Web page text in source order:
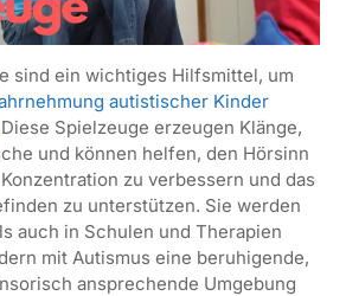
sind ein wichtiges Hilfsmittel, um
autistischer Kinder
Spielzeuge erzeugen Klänge,
und können helfen, den Hörsinn
zu verbessern und das
zu unterstützen. Sie werden
auch in Schulen und Therapien
mit Autismus eine beruhigende,
ansprechende Umgebung